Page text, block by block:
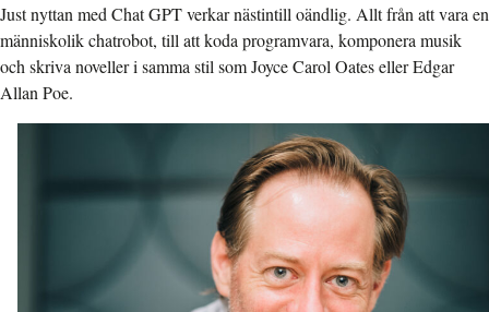
Just nyttan med Chat GPT verkar nästintill oändlig. Allt från att vara en
människolik chatrobot, till att koda programvara, komponera musik
och skriva noveller i samma stil som Joyce Carol Oates eller Edgar
Allan Poe.